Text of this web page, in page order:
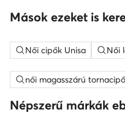
Mások ezeket is
Női cipők Unisa Női
női magasszárú
Népszerű márkák